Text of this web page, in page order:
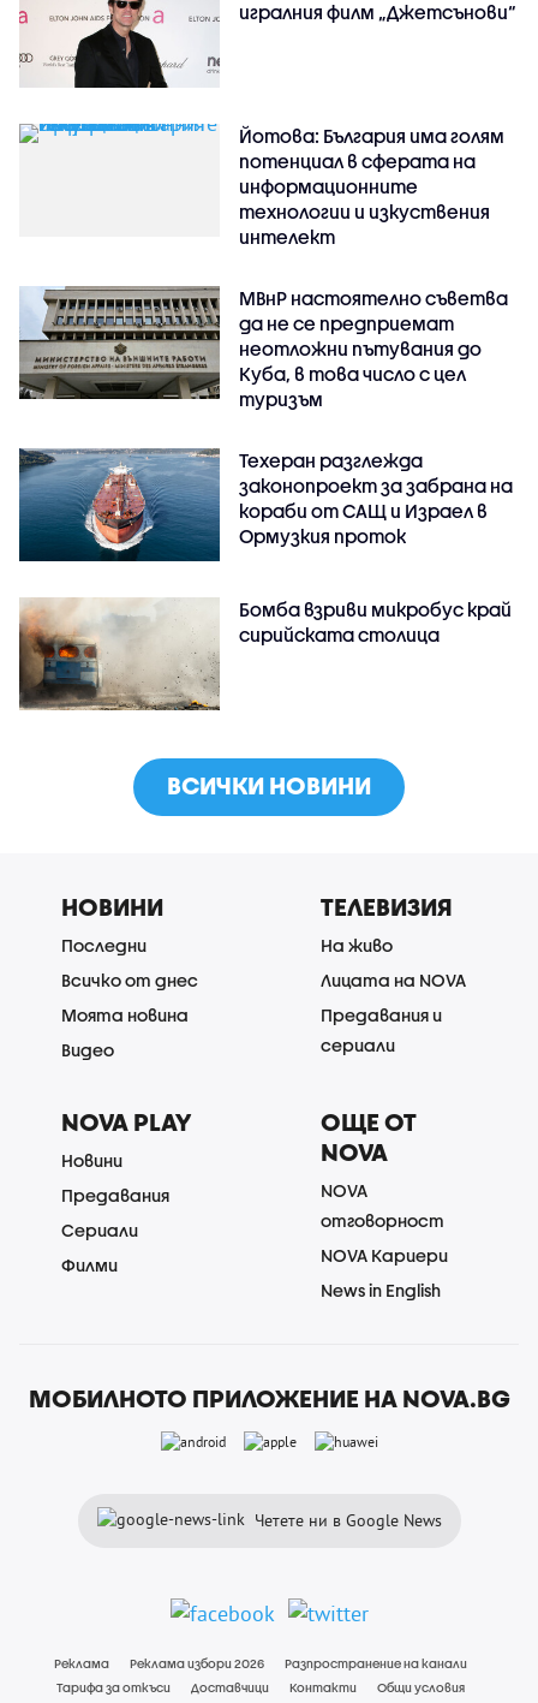
игралния филм „Джетсънови“
Йотова: България има голям
потенциал в сферата на
информационните
технологии и изкуствения
интелект
МВнР настоятелно съветва
да не се предприемат
неотложни пътувания до
Куба, в това число с цел
туризъм
Техеран разглежда
законопроект за забрана на
кораби от САЩ и Израел в
Ормузкия проток
Бомба взриви микробус край
сирийската столица
ВСИЧКИ НОВИНИ
НОВИНИ
Последни
Всичко от днес
Моята новина
Видео
ТЕЛЕВИЗИЯ
На живо
Лицата на NOVA
Предавания и
сериали
NOVA PLAY
Новини
Предавания
Сериали
Филми
ОЩЕ ОТ
NOVA
NOVA
отговорност
NOVA Кариери
News in English
МОБИЛНОТО ПРИЛОЖЕНИЕ НА NOVA.BG
Четете ни в Google News
Реклама Реклама избори 2026
Разпространение на канали
Тарифа за откъси
Доставчици Контакти Общи условия